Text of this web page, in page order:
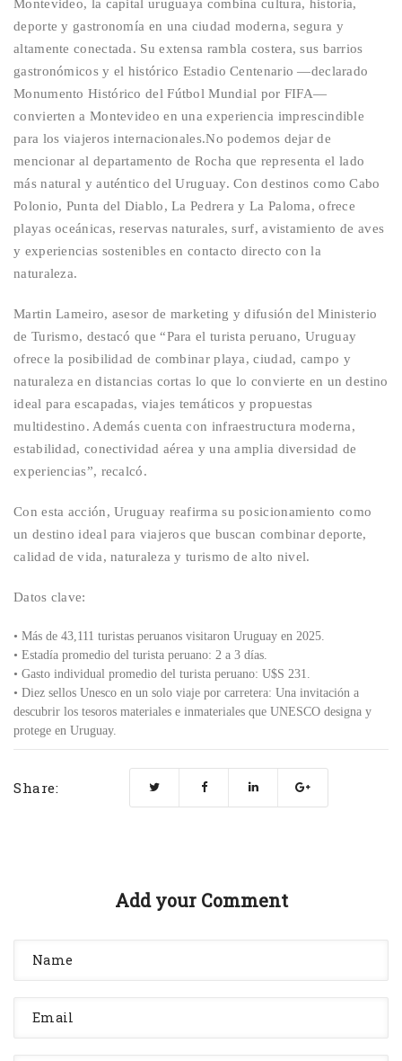
Montevideo, la capital uruguaya combina cultura, historia,
deporte y gastronomía en una ciudad moderna, segura y
altamente conectada. Su extensa rambla costera, sus barrios
gastronómicos y el histórico Estadio Centenario —declarado
Monumento Histórico del Fútbol Mundial por FIFA—
convierten a Montevideo en una experiencia imprescindible
para los viajeros internacionales.No podemos dejar de
mencionar al departamento de Rocha que representa el lado
más natural y auténtico del Uruguay. Con destinos como Cabo
Polonio, Punta del Diablo, La Pedrera y La Paloma, ofrece
playas oceánicas, reservas naturales, surf, avistamiento de aves
y experiencias sostenibles en contacto directo con la
naturaleza.
Martin Lameiro, asesor de marketing y difusión del Ministerio
de Turismo, destacó que “Para el turista peruano, Uruguay
ofrecela posibilidad de combinar playa, ciudad, campo y
naturaleza en distancias cortas lo que lo convierte en un destino
ideal para escapadas, viajes temáticos y propuestas
multidestino. Además cuenta con infraestructura moderna,
estabilidad, conectividad aérea y una amplia diversidad de
experiencias”, recalcó.
Con esta acción, Uruguay reafirma su posicionamiento como
un destino ideal para viajeros que buscan combinar deporte,
calidad de vida, naturaleza y turismo de alto nivel.
Datos clave:
• Más de 43,111 turistas peruanos visitaron Uruguay en 2025.
• Estadía promedio del turista peruano: 2 a 3 días.
• Gasto individual promedio del turista peruano: U$S 231.
• Diez sellos Unesco en un solo viaje por carretera: Una invitación a
descubrir los tesoros materiales e inmateriales que UNESCO designa y
protege en Uruguay.
Share:
Add your Comment